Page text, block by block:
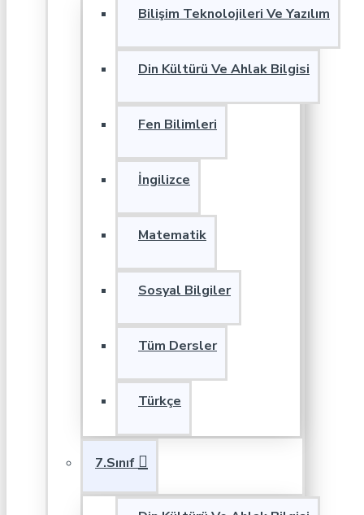
Bilişim Teknolojileri Ve Yazılım
Din Kültürü Ve Ahlak Bilgisi
Fen Bilimleri
İngilizce
Matematik
Sosyal Bilgiler
Tüm Dersler
Türkçe
7.Sınıf